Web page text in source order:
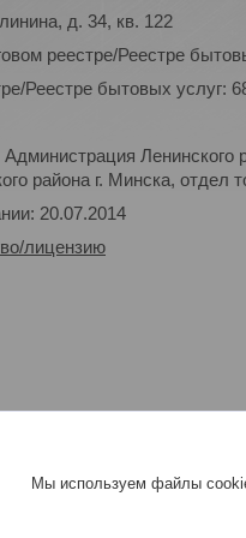
д. 34, кв. 122
реестре/Реестре
Реестре бытовых услуг:
Администрация
района г. Минска, отдел
20.07.2014
лицензию
Мы используем файлы